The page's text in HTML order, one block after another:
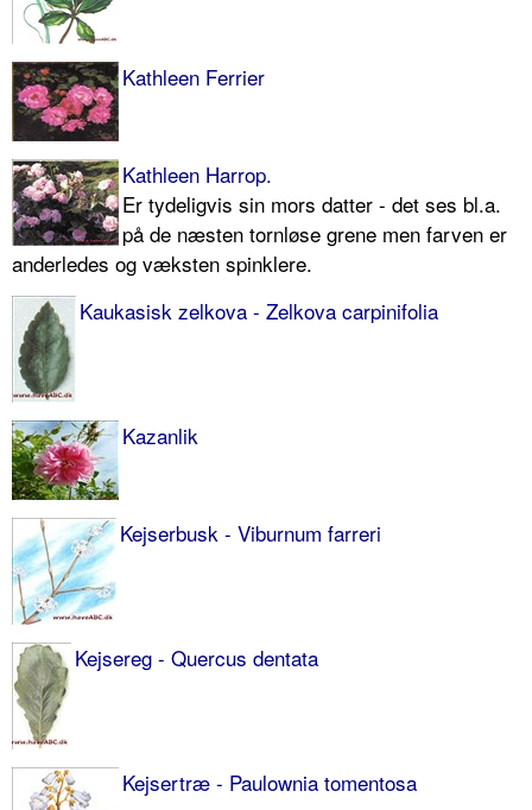
Kathleen Ferrier
Kathleen Harrop.
Er tydeligvis sin mors datter - det ses bl.a.
på de næsten tornløse grene ­men farven er
anderledes og væksten spinklere.
Kaukasisk zelkova - Zelkova carpinifolia
Kazanlik
Kejserbusk - Viburnum farreri
Kejsereg - Quercus dentata
Kejsertræ - Paulownia tomentosa